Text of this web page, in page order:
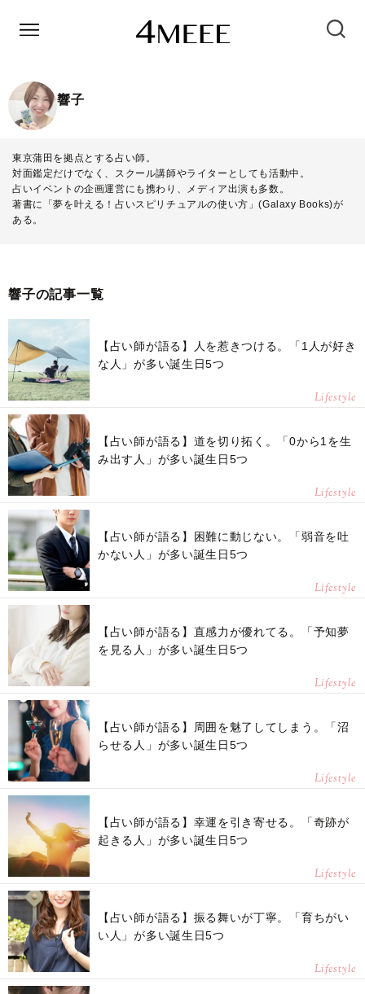
響子
東京蒲田を拠点とする占い師。
対面鑑定だけでなく、スクール講師やライターとしても活動中。
占いイベントの企画運営にも携わり、メディア出演も多数。
著書に「夢を叶える！占いスピリチュアルの使い方」(Galaxy Books)が
ある。
響子の記事一覧
【占い師が語る】人を惹きつける。「1人が好き
な人」が多い誕生日5つ
Lifestyle
【占い師が語る】道を切り拓く。「0から1を生
み出す人」が多い誕生日5つ
Lifestyle
【占い師が語る】困難に動じない。「弱音を吐
かない人」が多い誕生日5つ
Lifestyle
【占い師が語る】直感力が優れてる。「予知夢
を見る人」が多い誕生日5つ
Lifestyle
【占い師が語る】周囲を魅了してしまう。「沼
らせる人」が多い誕生日5つ
Lifestyle
【占い師が語る】幸運を引き寄せる。「奇跡が
起きる人」が多い誕生日5つ
Lifestyle
【占い師が語る】振る舞いが丁寧。「育ちがい
い人」が多い誕生日5つ
Lifestyle